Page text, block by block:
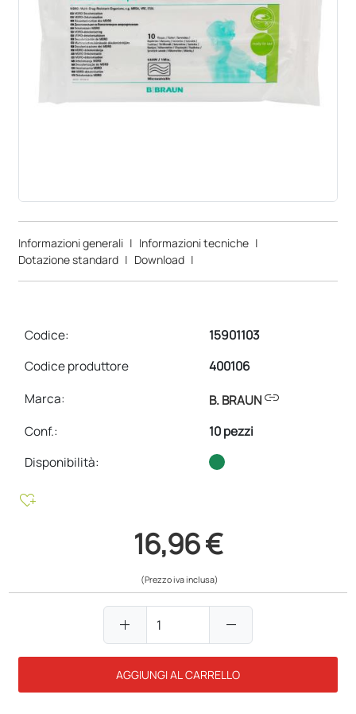
Informazioni generali | Informazioni tecniche |
Dotazione standard | Download |
Codice:
15901103
Codice produttore
400106
Marca:
B. BRAUNlink
Conf.:
10 pezzi
Disponibilità:
heart_plus
16,96 €
(Prezzo iva inclusa)
add remove
AGGIUNGI AL CARRELLO